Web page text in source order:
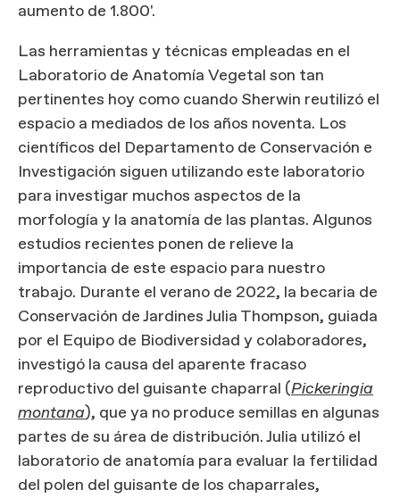
aumento de 1.800'.
Las herramientas y técnicas empleadas en el
Laboratorio de Anatomía Vegetal son tan
pertinentes hoy como cuando Sherwin reutilizó el
espacio a mediados de los años noventa. Los
científicos del Departamento de Conservación e
Investigación siguen utilizando este laboratorio
para investigar muchos aspectos de la
morfología y la anatomía de las plantas. Algunos
estudios recientes ponen de relieve la
importancia de este espacio para nuestro
trabajo. Durante el verano de 2022, la becaria de
Conservación de Jardines Julia Thompson, guiada
por el Equipo de Biodiversidad y colaboradores,
investigó la causa del aparente fracaso
reproductivo del guisante chaparral (Pickeringia
montana), que ya no produce semillas en algunas
partes de su área de distribución. Julia utilizó el
laboratorio de anatomía para evaluar la fertilidad
del polen del guisante de los chaparrales,